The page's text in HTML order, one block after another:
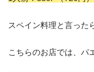
スペイン料理と言った
こちらのお店では、パ